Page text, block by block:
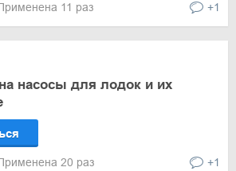
11 раз +1
насосы для лодок и их
20 раз +1